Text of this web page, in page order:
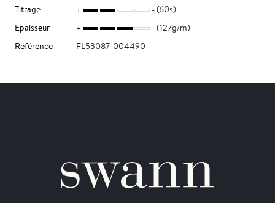
Titrage
(60s)
Epaisseur
(127g/m)
Référence
FL53087-004490